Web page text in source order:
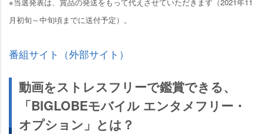
月初旬～中旬頃までに送付予定）。
番組サイト（外部サイト）
動画をストレスフリーで鑑賞できる、
「BIGLOBEモバイル エンタメフリー・
オプション」とは？